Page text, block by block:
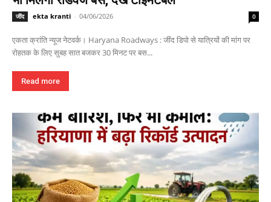
जींद ekta kranti - 04/06/2026 0
एकता क्रांति न्यूज नेटवर्क। Haryana Roadways : जींद डिपो से यात्रियों की मांग पर
रोहतक के लिए सुबह सात बजकर 30 मिनट पर बस...
Read more